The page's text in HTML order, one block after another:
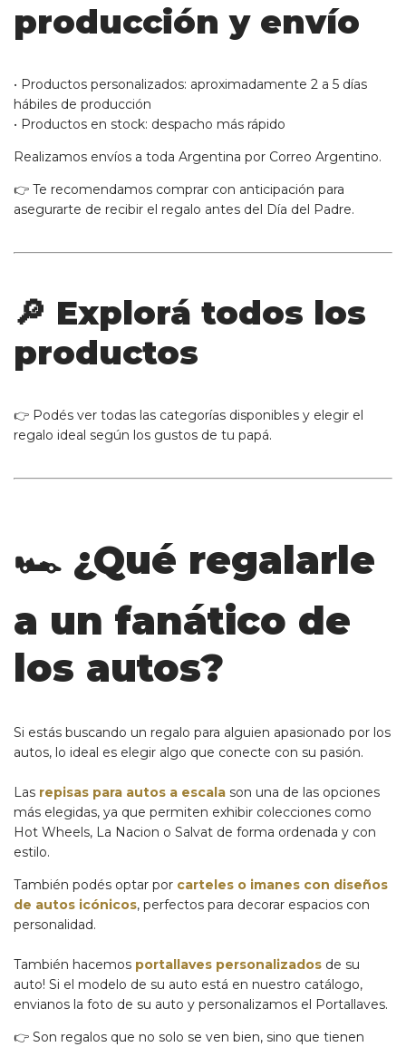
producción y envío
• Productos personalizados: aproximadamente 2 a 5 días
hábiles de producción
• Productos en stock: despacho más rápido
Realizamos envíos a toda Argentina por Correo Argentino.
👉 Te recomendamos comprar con anticipación para
asegurarte de recibir el regalo antes del Día del Padre.
🔎 Explorá todos los
productos
👉 Podés ver todas las categorías disponibles y elegir el
regalo ideal según los gustos de tu papá.
🏎️ ¿Qué regalarle
a un fanático de
los autos?
Si estás buscando un regalo para alguien apasionado por los
autos, lo ideal es elegir algo que conecte con su pasión.
Las repisas para autos a escala son una de las opciones
más elegidas, ya que permiten exhibir colecciones como
Hot Wheels, La Nacion o Salvat de forma ordenada y con
estilo.
También podés optar por carteles o imanes con diseños
de autos icónicos, perfectos para decorar espacios con
personalidad.
También hacemos portallaves personalizados de su
auto! Si el modelo de su auto está en nuestro catálogo,
envianos la foto de su auto y personalizamos el Portallaves.
👉 Son regalos que no solo se ven bien, sino que tienen